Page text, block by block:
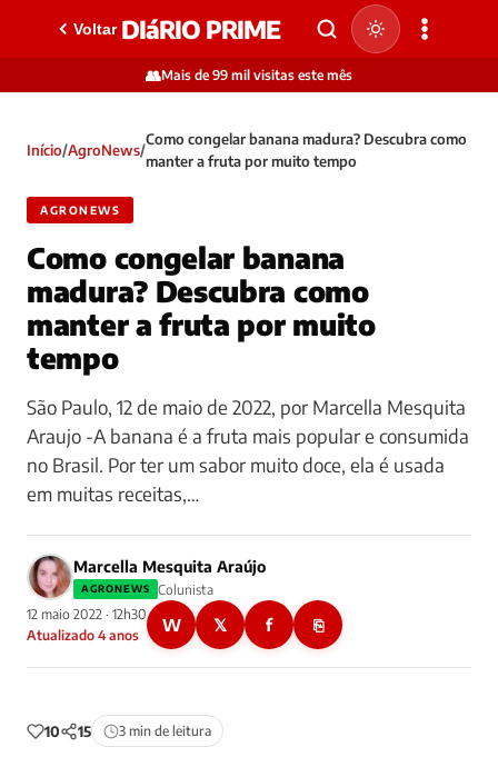
Voltar DIáRIO PRIME
👥Mais de 99 mil visitas este mês
Início/AgroNews/
Como congelar banana madura? Descubra como
manter a fruta por muito tempo
AGRONEWS
Como congelar banana
madura? Descubra como
manter a fruta por muito
tempo
São Paulo, 12 de maio de 2022, por Marcella Mesquita
Araujo -A banana é a fruta mais popular e consumida
no Brasil. Por ter um sabor muito doce, ela é usada
em muitas receitas,…
Marcella Mesquita Araújo
AGRONEWS
Colunista
12 maio 2022 · 12h30
Atualizado 4 anos
W 𝕏 f ⎘
10 15 3 min de leitura